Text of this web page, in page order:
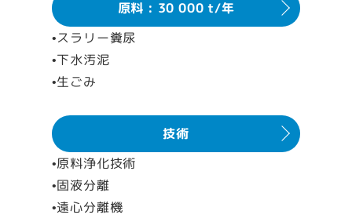
原料 : 30 000 t/年
•スラリー糞尿
•下水汚泥
•生ごみ
技術
•原料浄化技術
•固液分離
•遠心分離機